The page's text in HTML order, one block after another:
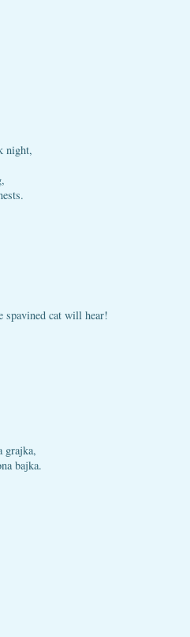
night,
spavined cat will hear!
grajka,
bajka.